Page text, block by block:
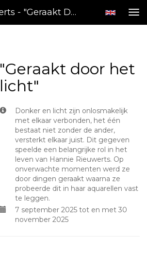
Hannie Rieuwerts - "Geraakt Door Het Licht"
"Geraakt door het
licht"
Donker en licht zijn onlosmakelijk
met elkaar verbonden, het één
bestaat niet zonder de ander,
versterkt elkaar juist. Dit gegeven
speelde een belangrijke rol in het
leven van Hannie Rieuwerts. Op
onverwachte momenten werd ze
door dingen geraakt waarna ze
probeerde dit in haar aquarellen vast
te leggen.
7 september 2025 tot en met 30
november 2025